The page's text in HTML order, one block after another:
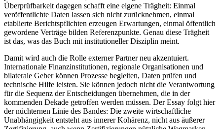
Überprüfbarkeit dagegen schafft eine eigene Trägheit: Einmal
veröffentlichte Daten lassen sich nicht zurücknehmen, einmal
etablierte Berichtspflichten erzeugen Erwartungen, einmal öffentlich
gewordene Verträge bilden Referenzpunkte. Genau diese Trägheit
ist das, was das Buch mit institutioneller Disziplin meint.
Damit wird auch die Rolle externer Partner neu akzentuiert.
Internationale Finanzinstitutionen, regionale Organisationen und
bilaterale Geber können Prozesse begleiten, Daten prüfen und
technische Hilfe leisten. Sie können jedoch nicht die Verantwortung
für die Sequenz der Entscheidungen übernehmen, die in der
kommenden Dekade getroffen werden müssen. Der Essay folgt hier
der nüchternen Linie des Bandes: Die zweite wirtschaftliche
Unabhängigkeit entsteht aus innerer Kohärenz, nicht aus äußerer